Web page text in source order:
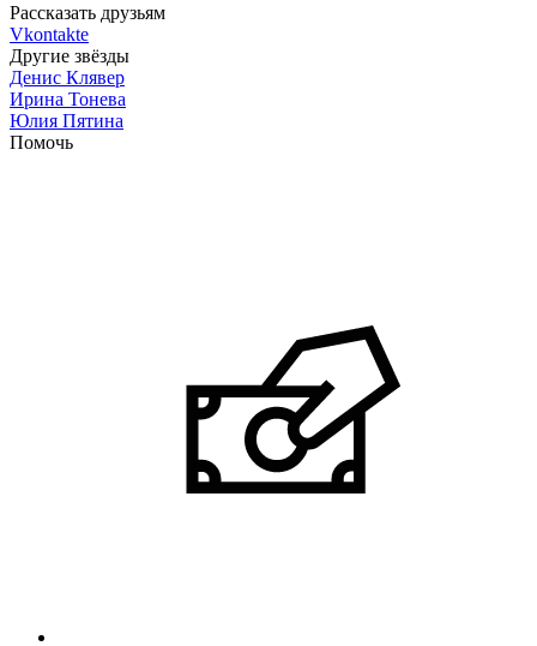
Рассказать друзьям
Vkontakte
Другие звёзды
Денис Клявер
Ирина Тонева
Юлия Пятина
Помочь